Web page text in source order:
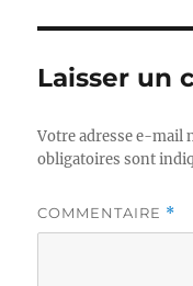
Laisser un
Votre adresse e-mail
obligatoires sont
COMMENTAIRE *